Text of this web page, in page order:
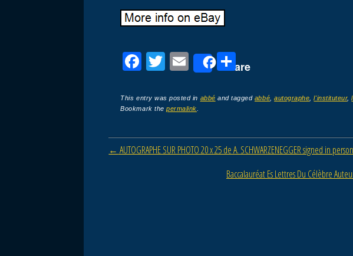
F
c
e
b
o
T
tt
er
E
ail
Share
P
ta
er
This entry was posted in abbé and tagged abbé ,autographe ,l'instituteur,
Bookmark thepermalink
Post navigation
← AUTOGRAPHE SUR PHOTO 20 x 25 de A. SCHWARZENEGGER signed in
Baccalauréat Es Lettres Du Célèbre